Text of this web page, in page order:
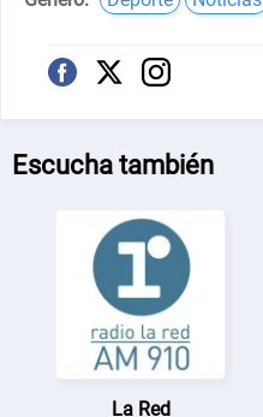
Escucha también
La Red